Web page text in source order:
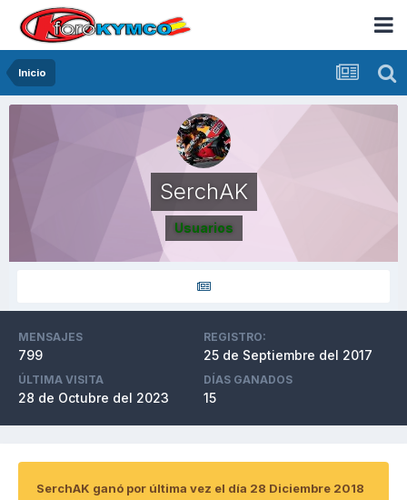
Inicio
SerchAK
Usuarios
MENSAJES
799
REGISTRO:
25 de Septiembre del 2017
ÚLTIMA VISITA
28 de Octubre del 2023
DÍAS GANADOS
15
SerchAK ganó por última vez el día 28 Diciembre 2018